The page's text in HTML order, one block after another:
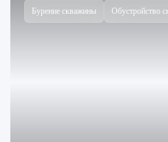
Бурение скважины Обустройство